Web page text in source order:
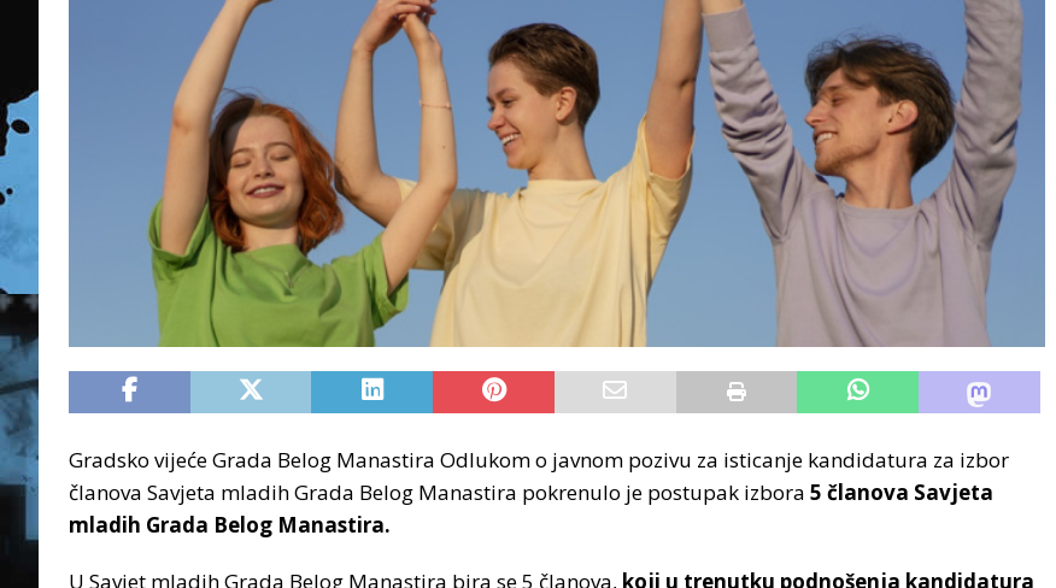
Gradsko vijeće Grada Belog Manastira Odlukom o javnom pozivu za isticanje kandidatura za izbor
članova Savjeta mladih Grada Belog Manastira pokrenulo je postupak izbora 5 članova Savjeta
mladih Grada Belog Manastira.
U Savjet mladih Grada Belog Manastira bira se 5 članova, koji u trenutku podnošenja kandidatura